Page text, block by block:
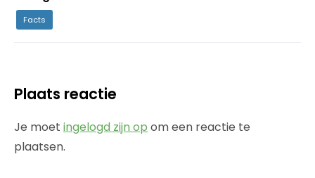
Facts
Plaats reactie
Je moet ingelogd zijn op om een reactie te
plaatsen.